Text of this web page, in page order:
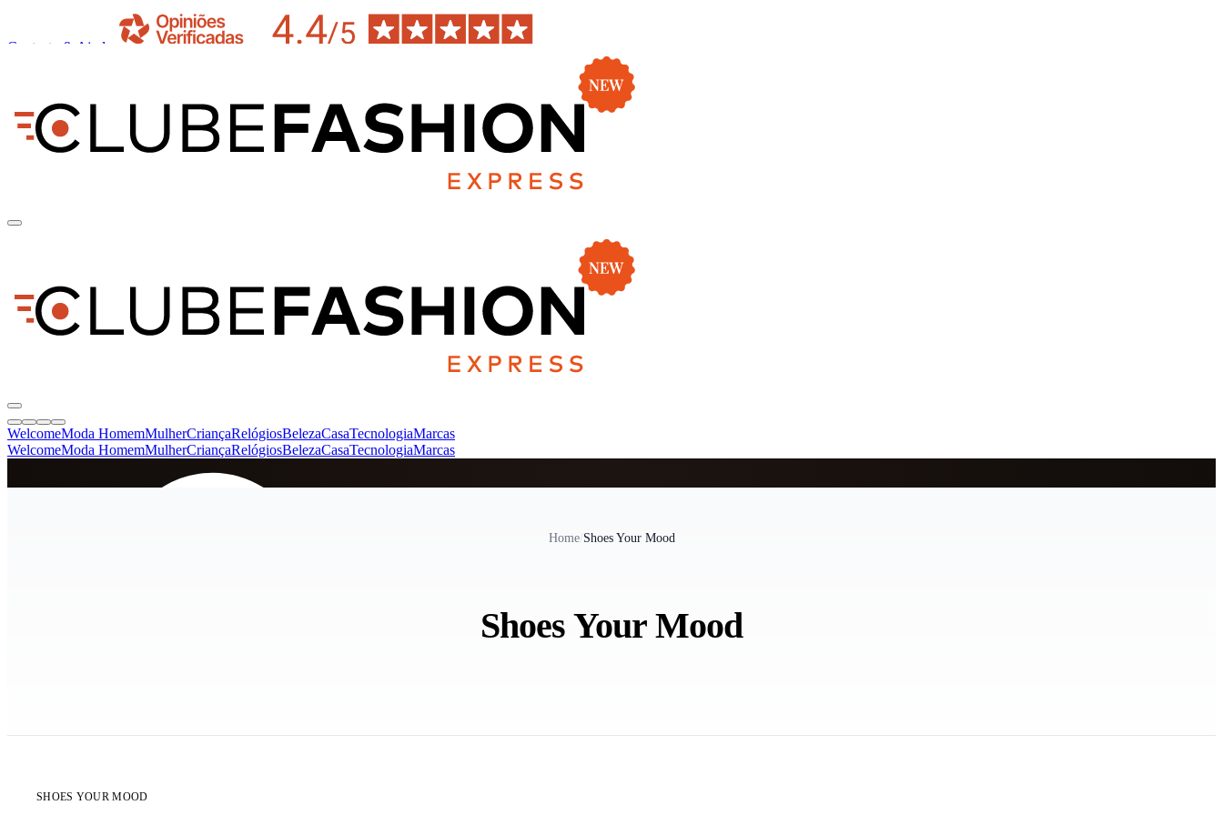
Contacto & Ajuda
WelcomeModa HomemMulherCriançaRelógiosBelezaCasaTecnologiaMarcas
WelcomeModa HomemMulherCriançaRelógiosBelezaCasaTecnologiaMarcas
Home/Shoes Your Mood
Shoes Your Mood
SHOES YOUR MOOD